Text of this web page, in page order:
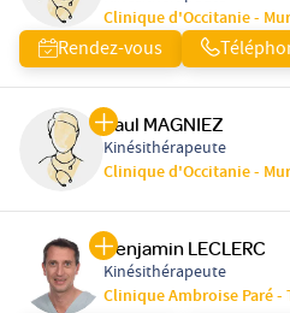
Clinique d'Occitanie -
Rendez-vous
Paul MAGNIEZ
Kinésithérapeute
Clinique d'Occitanie -
Benjamin LECLERC
Kinésithérapeute
Clinique Ambroise Paré -